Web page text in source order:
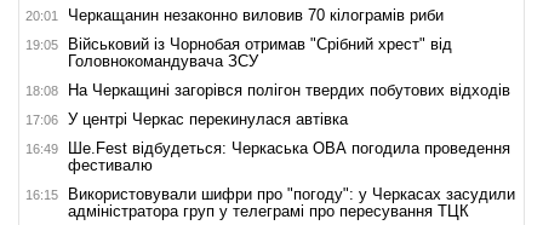
20:01 Черкащанин незаконно виловив 70 кілограмів риби
19:05
Військовий із Чорнобая отримав "Срібний хрест" від
Головнокомандувача ЗСУ
18:08 На Черкащині загорівся полігон твердих побутових відходів
17:06 У центрі Черкас перекинулася автівка
16:49
Ше.Fest відбудеться: Черкаська ОВА погодила проведення
фестивалю
16:15
Використовували шифри про "погоду": у Черкасах засудили
адміністратора груп у телеграмі про пересування ТЦК